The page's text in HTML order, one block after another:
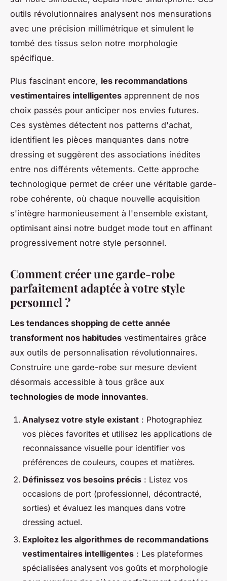
outils révolutionnaires analysent nos mensurations
avec une précision millimétrique et simulent le
tombé des tissus selon notre morphologie
spécifique.
Plus fascinant encore, les recommandations
vestimentaires intelligentes apprennent de nos
choix passés pour anticiper nos envies futures.
Ces systèmes détectent nos patterns d'achat,
identifient les pièces manquantes dans notre
dressing et suggèrent des associations inédites
entre nos différents vêtements. Cette approche
technologique permet de créer une véritable garde-
robe cohérente, où chaque nouvelle acquisition
s'intègre harmonieusement à l'ensemble existant,
optimisant ainsi notre budget mode tout en affinant
progressivement notre style personnel.
Comment créer une garde-robe
parfaitement adaptée à votre style
personnel ?
Les tendances shopping de cette année
transforment nos habitudes vestimentaires grâce
aux outils de personnalisation révolutionnaires.
Construire une garde-robe sur mesure devient
désormais accessible à tous grâce aux
technologies de mode innovantes.
Analysez votre style existant : Photographiez
vos pièces favorites et utilisez les applications de
reconnaissance visuelle pour identifier vos
préférences de couleurs, coupes et matières.
Définissez vos besoins précis : Listez vos
occasions de port (professionnel, décontracté,
sorties) et évaluez les manques dans votre
dressing actuel.
Exploitez les algorithmes de recommandations
vestimentaires intelligentes : Les plateformes
spécialisées analysent vos goûts et morphologie